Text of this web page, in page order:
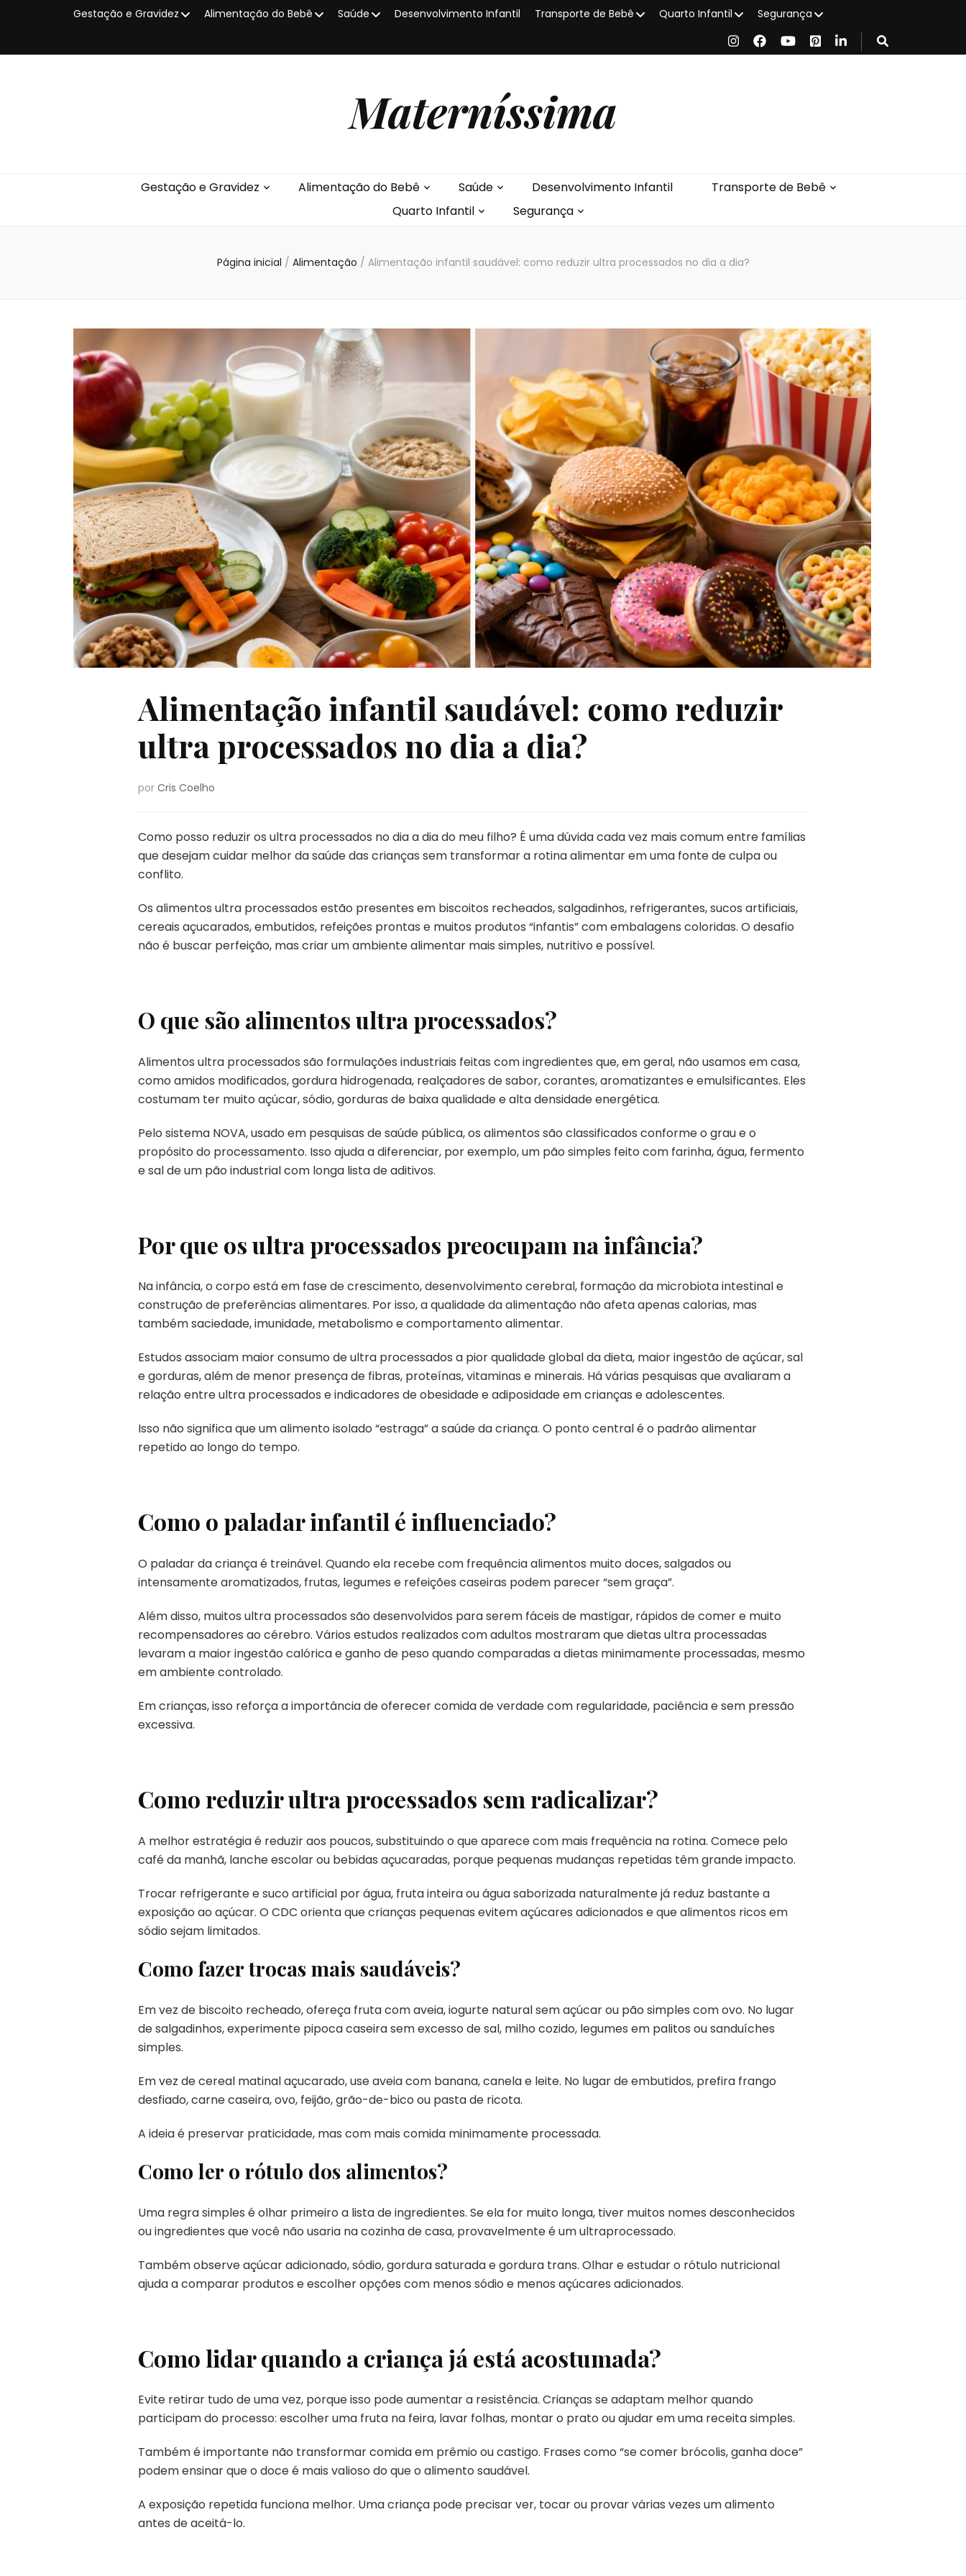
Gestação e Gravidez Alimentação do Bebê Saúde Desenvolvimento Infantil Transporte de Bebê Quarto Infantil Segurança
Materníssima
Gestação e Gravidez Alimentação do Bebê Saúde Desenvolvimento Infantil
Transporte de Bebê
Quarto Infantil
Segurança
Página inicial / Alimentação / Alimentação infantil saudável: como reduzir ultra processados no dia a dia?
Alimentação infantil saudável: como reduzir
ultra processados no dia a dia?
por Cris Coelho
Como posso reduzir os ultra processados no dia a dia do meu filho? É uma dúvida cada vez mais comum entre famílias
que desejam cuidar melhor da saúde das crianças sem transformar a rotina alimentar em uma fonte de culpa ou
conflito.
Os alimentos ultra processados estão presentes em biscoitos recheados, salgadinhos, refrigerantes, sucos artificiais,
cereais açucarados, embutidos, refeições prontas e muitos produtos “infantis” com embalagens coloridas. O desafio
não é buscar perfeição, mas criar um ambiente alimentar mais simples, nutritivo e possível.
O que são alimentos ultra processados?
Alimentos ultra processados são formulações industriais feitas com ingredientes que, em geral, não usamos em casa,
como amidos modificados, gordura hidrogenada, realçadores de sabor, corantes, aromatizantes e emulsificantes. Eles
costumam ter muito açúcar, sódio, gorduras de baixa qualidade e alta densidade energética.
Pelo sistema NOVA, usado em pesquisas de saúde pública, os alimentos são classificados conforme o grau e o
propósito do processamento. Isso ajuda a diferenciar, por exemplo, um pão simples feito com farinha, água, fermento
e sal de um pão industrial com longa lista de aditivos.
Por que os ultra processados preocupam na infância?
Na infância, o corpo está em fase de crescimento, desenvolvimento cerebral, formação da microbiota intestinal e
construção de preferências alimentares. Por isso, a qualidade da alimentação não afeta apenas calorias, mas
também saciedade, imunidade, metabolismo e comportamento alimentar.
Estudos associam maior consumo de ultra processados a pior qualidade global da dieta, maior ingestão de açúcar, sal
e gorduras, além de menor presença de fibras, proteínas, vitaminas e minerais. Há várias pesquisas que avaliaram a
relação entre ultra processados e indicadores de obesidade e adiposidade em crianças e adolescentes.
Isso não significa que um alimento isolado “estraga” a saúde da criança. O ponto central é o padrão alimentar
repetido ao longo do tempo.
Como o paladar infantil é influenciado?
O paladar da criança é treinável. Quando ela recebe com frequência alimentos muito doces, salgados ou
intensamente aromatizados, frutas, legumes e refeições caseiras podem parecer “sem graça”.
Além disso, muitos ultra processados são desenvolvidos para serem fáceis de mastigar, rápidos de comer e muito
recompensadores ao cérebro. Vários estudos realizados com adultos mostraram que dietas ultra processadas
levaram a maior ingestão calórica e ganho de peso quando comparadas a dietas minimamente processadas, mesmo
em ambiente controlado.
Em crianças, isso reforça a importância de oferecer comida de verdade com regularidade, paciência e sem pressão
excessiva.
Como reduzir ultra processados sem radicalizar?
A melhor estratégia é reduzir aos poucos, substituindo o que aparece com mais frequência na rotina. Comece pelo
café da manhã, lanche escolar ou bebidas açucaradas, porque pequenas mudanças repetidas têm grande impacto.
Trocar refrigerante e suco artificial por água, fruta inteira ou água saborizada naturalmente já reduz bastante a
exposição ao açúcar. O CDC orienta que crianças pequenas evitem açúcares adicionados e que alimentos ricos em
sódio sejam limitados.
Como fazer trocas mais saudáveis?
Em vez de biscoito recheado, ofereça fruta com aveia, iogurte natural sem açúcar ou pão simples com ovo. No lugar
de salgadinhos, experimente pipoca caseira sem excesso de sal, milho cozido, legumes em palitos ou sanduíches
simples.
Em vez de cereal matinal açucarado, use aveia com banana, canela e leite. No lugar de embutidos, prefira frango
desfiado, carne caseira, ovo, feijão, grão-de-bico ou pasta de ricota.
A ideia é preservar praticidade, mas com mais comida minimamente processada.
Como ler o rótulo dos alimentos?
Uma regra simples é olhar primeiro a lista de ingredientes. Se ela for muito longa, tiver muitos nomes desconhecidos
ou ingredientes que você não usaria na cozinha de casa, provavelmente é um ultraprocessado.
Também observe açúcar adicionado, sódio, gordura saturada e gordura trans. Olhar e estudar o rótulo nutricional
ajuda a comparar produtos e escolher opções com menos sódio e menos açúcares adicionados.
Como lidar quando a criança já está acostumada?
Evite retirar tudo de uma vez, porque isso pode aumentar a resistência. Crianças se adaptam melhor quando
participam do processo: escolher uma fruta na feira, lavar folhas, montar o prato ou ajudar em uma receita simples.
Também é importante não transformar comida em prêmio ou castigo. Frases como “se comer brócolis, ganha doce”
podem ensinar que o doce é mais valioso do que o alimento saudável.
A exposição repetida funciona melhor. Uma criança pode precisar ver, tocar ou provar várias vezes um alimento
antes de aceitá-lo.